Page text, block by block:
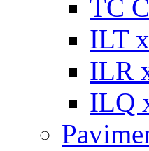
TC
ILT
ILR
ILQ